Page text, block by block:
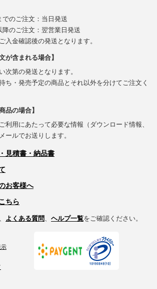
のご注文：当日発送
のご注文：翌営業日発送
入金確認後の発送となります。
が含まれる場合】
次第の発送となります。
ち・発売予定の商品とそれ以外を分けてご注文く
品の場合】
利用にあたって必要な情報（ダウンロード情報、
ールでお送りします。
見積書・納品書
お客様へ
ちら
よくある質問 ヘルプ一覧をご確認ください。
示